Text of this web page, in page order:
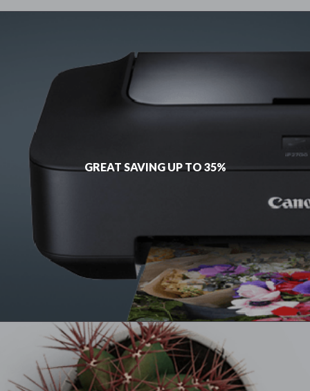
GREAT SAVING UP TO 35%